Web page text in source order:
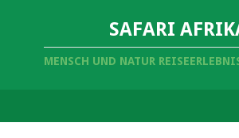
SAFARI
MENSCH UND NATUR